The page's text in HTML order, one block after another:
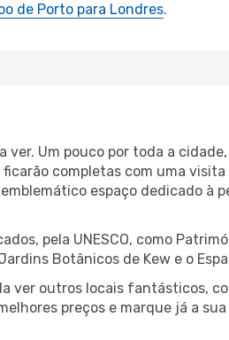
de Porto para Londres.
Um pouco por toda a
completas com uma
espaço dedicado
pela UNESCO, como
Botânicos de Kew e o
ver outros locais fantásticos,
preços e marque já a